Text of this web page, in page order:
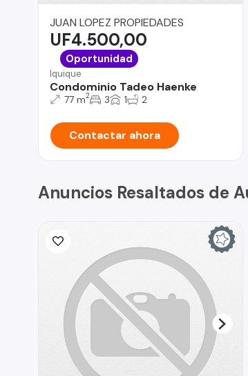
JUAN LOPEZ PROPIEDADES
Iquique
Condominio Tadeo Haenke
UF4.500,00
Oportunidad
77 m2 3 1 2
Contactar ahora
Anuncios Resaltados de